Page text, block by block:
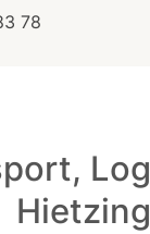
78
Hietzing